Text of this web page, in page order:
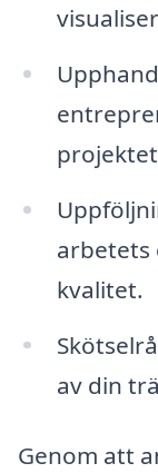
arbetets
kvalitet.
av din
Genom att